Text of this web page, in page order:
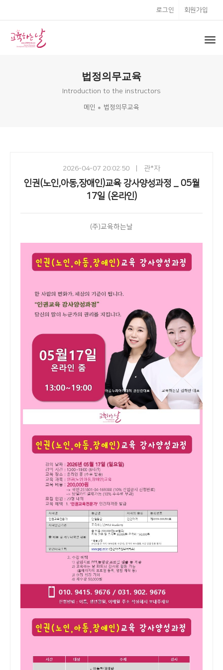
로그인 회원가입
법정의무교육
Introduction to the instructors
메인 법정의무교육
2026-04-07 20:02:50 관*자
인권(노인,아동,장애인)교육 강사양성과정 _ 05월
17일 (온라인)
(주)교육하는날